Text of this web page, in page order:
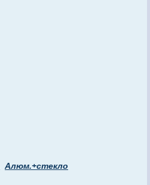
Алюм.+стекло